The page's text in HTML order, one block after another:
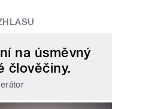
na úsměvný
člověčiny.